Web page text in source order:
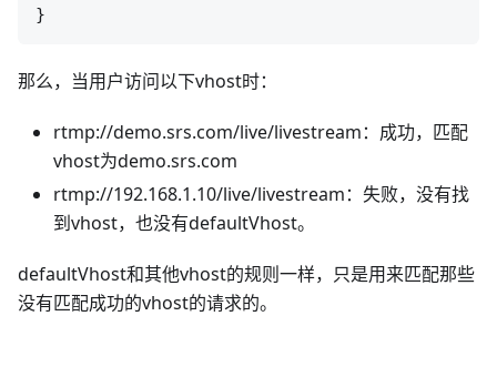
那么，当用户访问以下vhost时：
rtmp://demo.srs.com/live/livestream：成功，匹配
vhost为demo.srs.com
rtmp://192.168.1.10/live/livestream：失败，没有找
到vhost，也没有defaultVhost。
defaultVhost和其他vhost的规则一样，只是用来匹配那些
没有匹配成功的vhost的请求的。